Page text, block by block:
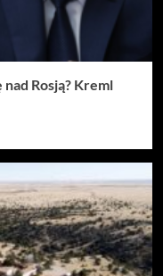
Rosją? Kreml